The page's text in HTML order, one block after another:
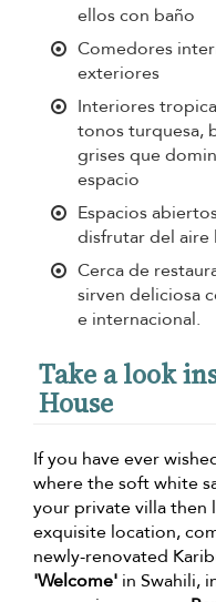
ellos con baño
Comedores
exteriores
Interiores
tonos turquesa,
grises que
espacio
Espacios
disfrutar del aire
Cerca de
sirven deliciosa
e internacional.
Take a look
House
If you have ever
where the soft white
your private villa
exquisite location,
newly-renovated
'Welcome' in Swahili,